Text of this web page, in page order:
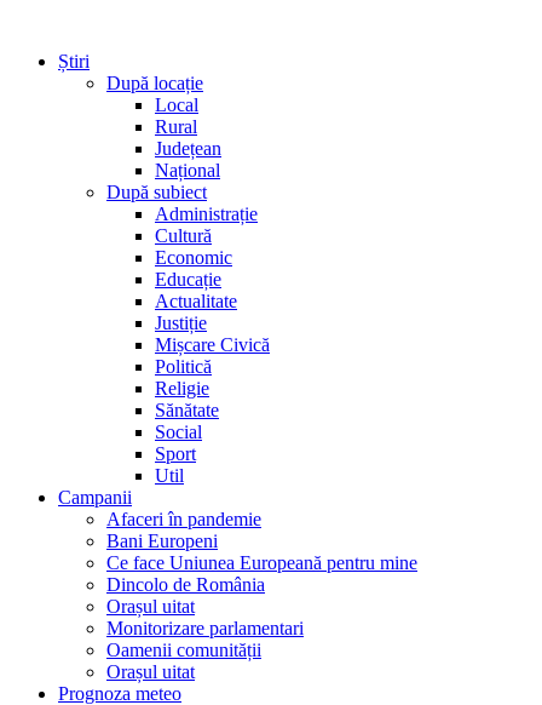
Știri
După locație
Local
Rural
Județean
Național
După subiect
Administrație
Cultură
Economic
Educație
Actualitate
Justiție
Mișcare Civică
Politică
Religie
Sănătate
Social
Sport
Util
Campanii
Afaceri în pandemie
Bani Europeni
Ce face Uniunea Europeană pentru mine
Dincolo de România
Orașul uitat
Monitorizare parlamentari
Oamenii comunității
Orașul uitat
Prognoza meteo